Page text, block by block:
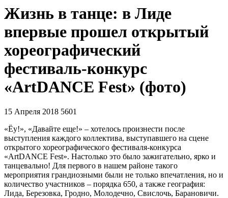
Жизнь в танце: в Лиде
впервые прошел открытый
хореографический
фестиваль-конкурс
«ArtDANCE Fest» (фото)
15 Апреля 2018 5601
«Ёу!», «Давайте еще!» – хотелось произнести после
выступления каждого коллектива, выступавшего на сцене
открытого хореографического фестиваля-конкурса
«ArtDANCE Fest». Настолько это было зажигательно, ярко и
танцевально! Для первого в нашем районе такого
мероприятия грандиозными были не только впечатления, но и
количество участников – порядка 650, а также география:
Лида, Березовка, Гродно, Молодечно, Свислочь, Барановичи.